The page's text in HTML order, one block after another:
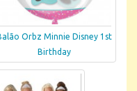
Orbz Minnie Disney 1st
Birthday